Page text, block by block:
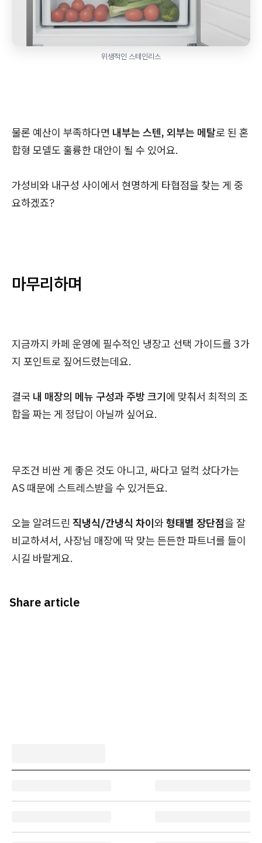
위생적인 스테인리스
물론 예산이 부족하다면 내부는 스텐, 외부는 메탈로 된 혼
합형 모델도 훌륭한 대안이 될 수 있어요.
가성비와 내구성 사이에서 현명하게 타협점을 찾는 게 중
요하겠죠?
마무리하며
지금까지 카페 운영에 필수적인 냉장고 선택 가이드를 3가
지 포인트로 짚어드렸는데요.
결국 내 매장의 메뉴 구성과 주방 크기에 맞춰서 최적의 조
합을 짜는 게 정답이 아닐까 싶어요.
무조건 비싼 게 좋은 것도 아니고, 싸다고 덜컥 샀다가는
AS 때문에 스트레스받을 수 있거든요.
오늘 알려드린 직냉식/간냉식 차이와형태별 장단점을 잘
비교하셔서, 사장님 매장에 딱 맞는 든든한 파트너를 들이
시길 바랄게요.
Share article